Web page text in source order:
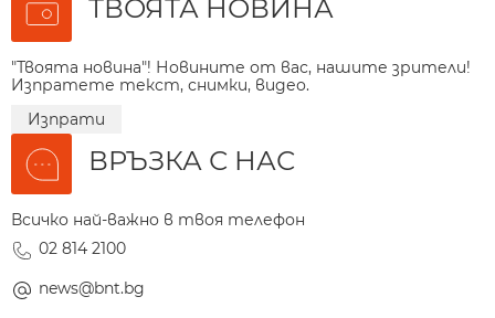
ТВОЯТА НОВИНА
"Твоята новина"! Новините от вас, нашите зрители!
Изпратете текст, снимки, видео.
Изпрати
ВРЪЗКА С НАС
Всичко най-важно в твоя телефон
02 814 2100
news@bnt.bg